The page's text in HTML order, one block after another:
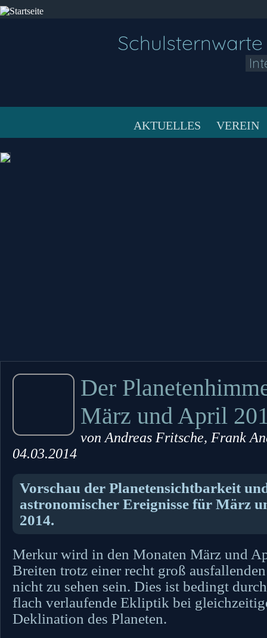
AKTUELLES VEREIN
Der
März und April
von Andreas Fritsche, Frank
04.03.2014
Vorschau der Planetensichtbarkeit
astronomischer Ereignisse für März
2014.
Merkur wird in den Monaten März und
Breiten trotz einer recht groß
nicht zu sehen sein. Dies ist bedingt
flach verlaufende Ekliptik bei
Deklination des Planeten.